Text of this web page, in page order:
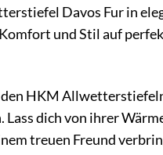
Davos Fur in
und Stil auf
HKM
Lass dich von ihrer
treuen Freund